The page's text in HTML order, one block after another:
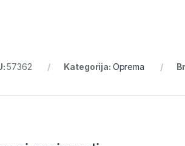
57362 Kategorija: Oprema